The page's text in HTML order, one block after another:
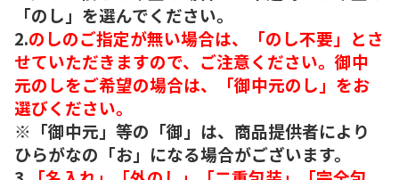
「のし」を選んでください。
2.のしのご指定が無い場合は、「のし不要」とさ
せていただきますので、ご注意ください。御中
元のしをご希望の場合は、「御中元のし」をお
選びください。
※「御中元」等の「御」は、商品提供者により
ひらがなの「お」になる場合がございます。